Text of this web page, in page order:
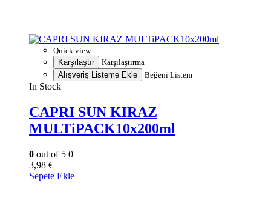
Quick view
Karşılaştır
Karşılaştırma
Alışveriş Listeme Ekle
Beğeni Listem
In Stock
CAPRI SUN KIRAZ
MULTiPACK10x200ml
0 out of 5 0
3,98 €
Sepete Ekle